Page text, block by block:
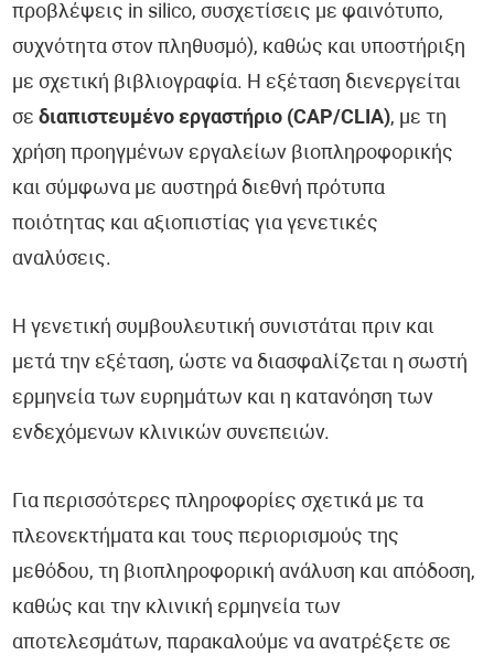
προβλέψεις in silico, συσχετίσεις με φαινότυπο,
συχνότητα στον πληθυσμό), καθώς και υποστήριξη
με σχετική βιβλιογραφία. Η εξέταση διενεργείται
σεδιαπιστευμένο εργαστήριο (CAP/CLIA), με τη
χρήση προηγμένων εργαλείων βιοπληροφορικής
και σύμφωνα με αυστηρά διεθνή πρότυπα
ποιότητας και αξιοπιστίας για γενετικές
αναλύσεις.
Η γενετική συμβουλευτική συνιστάται πριν και
μετά την εξέταση, ώστε να διασφαλίζεται η σωστή
ερμηνεία των ευρημάτων και η κατανόηση των
ενδεχόμενων κλινικών συνεπειών.
Για περισσότερες πληροφορίες σχετικά με τα
πλεονεκτήματα και τους περιορισμούς της
μεθόδου, τη βιοπληροφορική ανάλυση και απόδοση,
καθώς και την κλινική ερμηνεία των
αποτελεσμάτων, παρακαλούμε να ανατρέξετε σε